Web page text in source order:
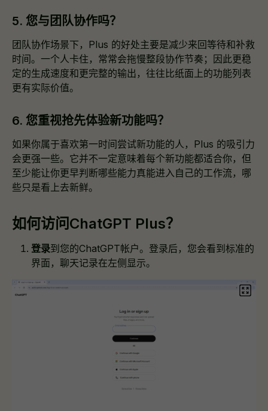
5. 您与团队协作吗？
团队协作场景下，Plus 的好处主要是减少来回等待和补救
时间。一个人卡住，常常会拖慢整段协作节奏；因此更稳
定的生成速度和更完整的输出，往往比纸面上的功能列表
更有实际价值。
6. 您重视抢先体验新功能吗？
如果你属于喜欢第一时间尝试新功能的人，Plus 的吸引力
会更强一些。它并不一定意味着每个新功能都适合你，但
至少能让你更早判断哪些能力真能进入自己的工作流，哪
些只是看上去新鲜。
如何访问ChatGPT Plus？
登录到您的ChatGPT帐户。登录后，您会看到标准的
界面，聊天记录在左侧显示。